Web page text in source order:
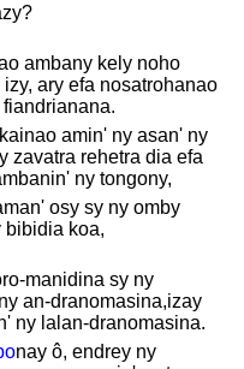
ambany kely noho
izy, ary efa nosatrohanao
amin' ny asan' ny
zavatra rehetra dia efa
ny tongony,
osy sy ny omby
bibidia koa,
manidina sy ny
an-dranomasina,izay
ny lalan-dranomasina.
nay ô, endrey ny